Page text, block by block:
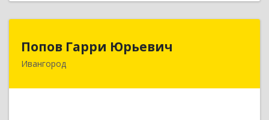
Попов Гарри Юрьевич
Ивангород